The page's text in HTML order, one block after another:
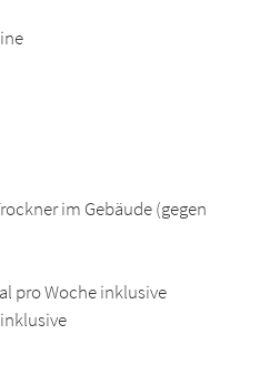
im Gebäude (gegen
pro Woche inklusive